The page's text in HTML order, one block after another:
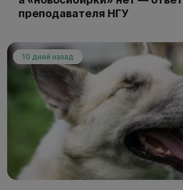
преподавателя НГУ
10 дней назад